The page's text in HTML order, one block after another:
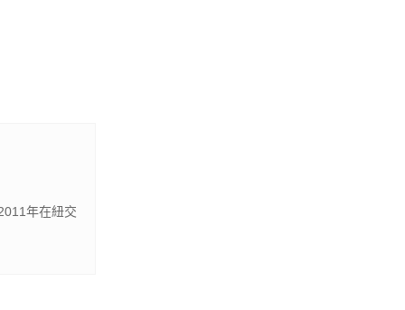
年在紐交